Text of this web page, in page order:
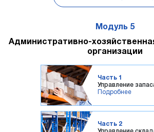
Модуль 5
Административно-
организации
Часть 1
Управление
Подробнее
Часть 2